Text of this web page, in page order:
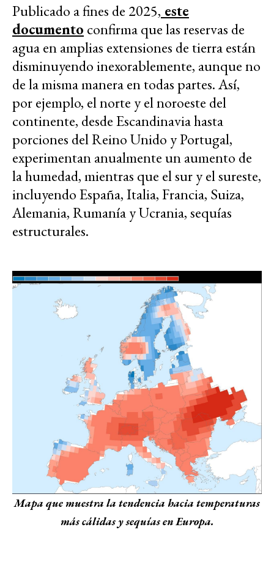
Publicado a fines de 2025, este
documento confirma que las reservas de
agua en amplias extensiones de tierra están
disminuyendo inexorablemente, aunque no
de la misma manera en todas partes. Así,
por ejemplo, elnorte y el noroeste del
continente, desde Escandinavia hasta
porciones del Reino Unido y Portugal,
experimentan anualmente un aumento de
la humedad, mientras que el sur y el sureste,
incluyendo España, Italia, Francia, Suiza,
Alemania, Rumanía y Ucrania, sequías
estructurales.
Mapa que muestra la tendencia hacia temperaturas
más cálidas y sequías en Europa.